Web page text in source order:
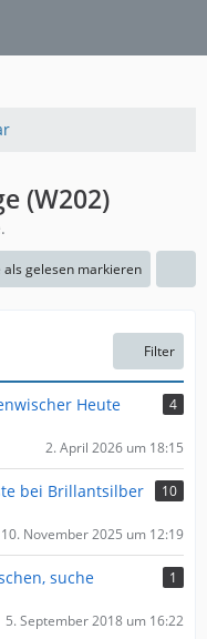
(W202)
als gelesen markieren
Filter
Heute
4
2. April 2026 um 18:15
bei Brillantsilber
10
10. November 2025 um 12:19
suche
1
5. September 2018 um 16:22